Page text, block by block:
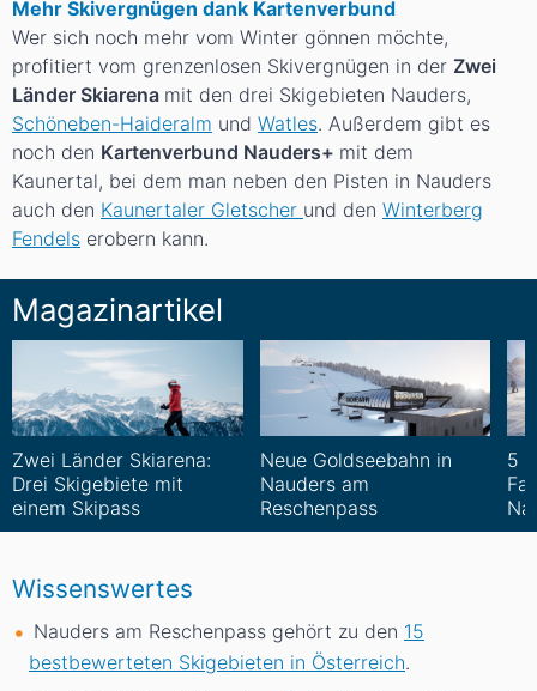
Mehr Skivergnügen dank Kartenverbund
Wer sich noch mehr vom Winter gönnen möchte,
profitiert vom grenzenlosen Skivergnügen in der Zwei
Länder Skiarena mit den drei Skigebieten Nauders,
Schöneben-Haideralm und Watles. Außerdem gibt es
noch den Kartenverbund Nauders+ mit dem
Kaunertal, bei dem man neben den Pisten in Nauders
auch den Kaunertaler Gletscher und den Winterberg
Fendels erobern kann.
Magazinartikel
Zwei Länder Skiarena:
Drei Skigebiete mit
einem Skipass
Neue Goldseebahn in
Nauders am
Reschenpass
5
Wissenswertes
Nauders am Reschenpass gehört zu den 15
bestbewerteten Skigebieten in Österreich.